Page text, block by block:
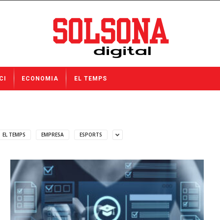
ECONOMIA EL TEMPS
EL TEMPS EMPRESA ESPORTS